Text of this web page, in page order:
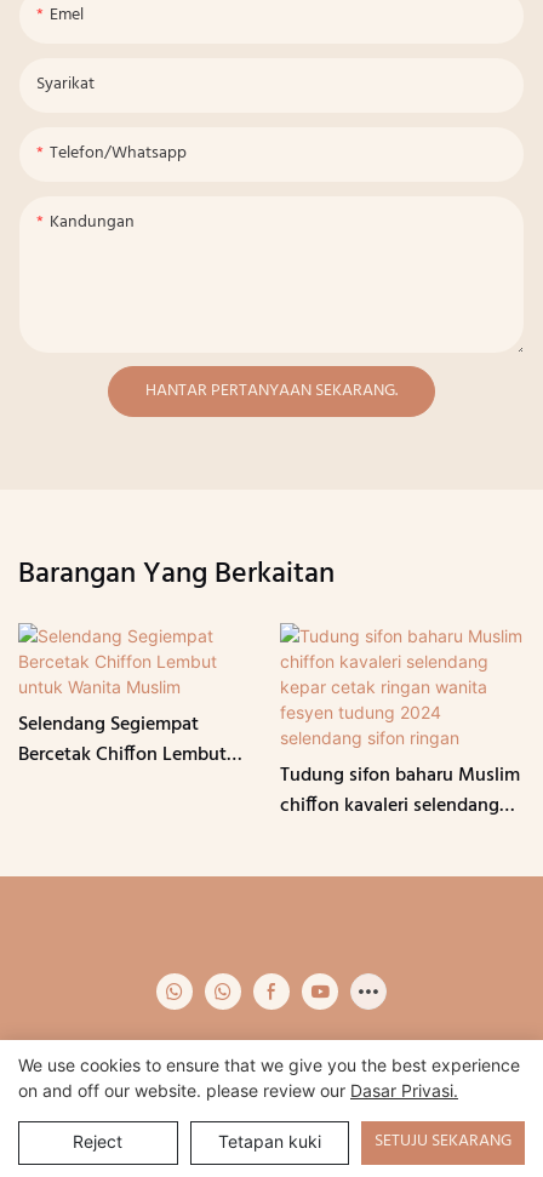
Emel
Syarikat
Telefon/whatsapp
Kandungan
HANTAR PERTANYAAN SEKARANG.
Barangan Yang Berkaitan
Selendang Segiempat
Bercetak Chiffon Lembut
Tudung sifon baharu Muslim
chiffon kavaleri selendang
Hak Cipta © 2024 Qidian -www.qidianapparel.com| Peta laman
Dasar Privasi
We use cookies to ensure that we give you the best experience
on and off our website. please review our Dasar Privasi.
Reject Tetapan kuki SETUJU SEKARANG